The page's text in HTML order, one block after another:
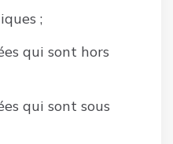
;
qui sont hors
qui sont sous